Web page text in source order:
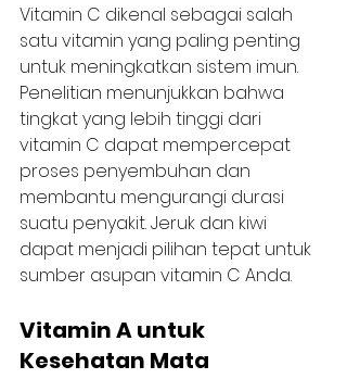
Vitamin C dikenal sebagai salah
satu vitamin yang paling penting
untuk meningkatkan sistem imun.
Penelitian menunjukkan bahwa
tingkat yang lebih tinggi dari
vitamin C dapat mempercepat
proses penyembuhan dan
membantu mengurangi durasi
suatu penyakit. Jeruk dan kiwi
dapat menjadi pilihan tepat untuk
sumber asupan vitamin C Anda.
Vitamin A untuk
Kesehatan Mata